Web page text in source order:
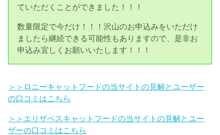
ていただくことができました！！！
数量限定で今だけ！！！沢山のお申込みをいただけ
ましたら継続できる可能性もありますので、是非お
申込み宜しくお願いいたします！！！
＞＞ロニーキャットフードの当サイトの見解とユーザー
の口コミはこちら
＞＞エリザベスキャットフードの当サイトの見解とユー
ザーの口コミはこちら